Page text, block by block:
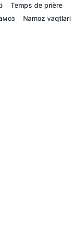
Temps de prière
Namoz vaqtlari